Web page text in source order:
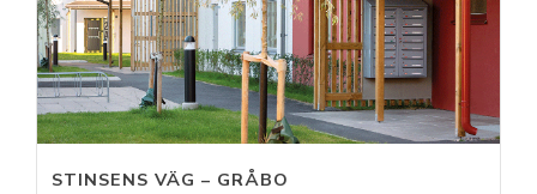
STINSENS VÄG – GRÅBO